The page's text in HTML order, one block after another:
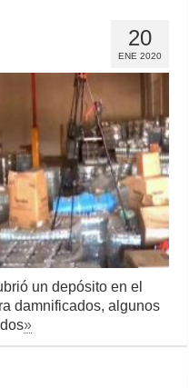
20
ENE 2020
un depósito en el
damnificados, algunos
»